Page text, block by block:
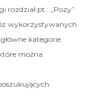
rozdział pt.: „Pozy”
wykorzystywanych
kategorie
można